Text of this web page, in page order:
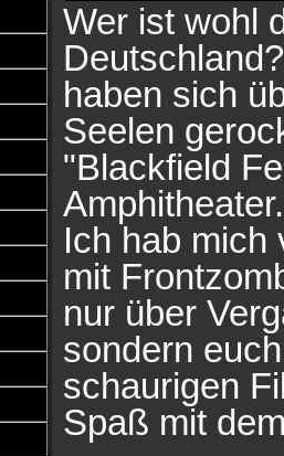
Wer ist wohl
haben sich
Seelen
"Blackfield
Amphitheater.
Ich hab mich
mit
nur über
sondern
schaurigen
Spaß mit